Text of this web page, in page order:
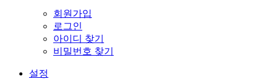
회원가입
로그인
아이디 찾기
비밀번호 찾기
설정